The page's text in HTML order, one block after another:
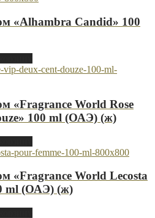
«Alhambra Candid» 100
«Fragrance World Rose
100 ml (ОАЭ) (ж)
«Fragrance World Lecosta
ml (ОАЭ) (ж)